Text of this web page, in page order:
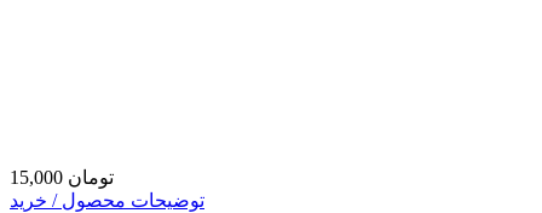
15,000 تومان
توضیحات محصول / خرید